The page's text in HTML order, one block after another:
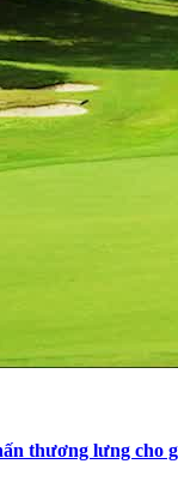
thương lưng cho